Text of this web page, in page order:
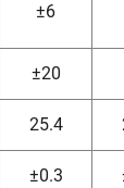
±6
±20
25.4
±0.3